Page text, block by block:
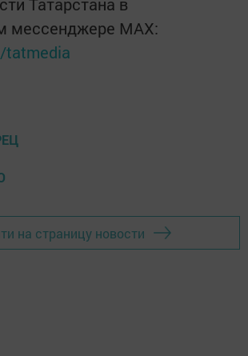
Татарстана в
мессенджере MАХ:
tatmedia
на страницу новости